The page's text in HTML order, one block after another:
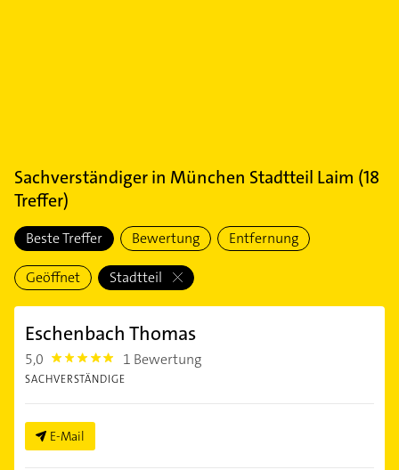
Sachverständigerin München Stadtteil Laim (18
Treffer)
Beste Treffer Bewertung Entfernung
Geöffnet Stadtteil
Eschenbach Thomas
5,0 5.0 1 Bewertung
SACHVERSTÄNDIGE
E-Mail